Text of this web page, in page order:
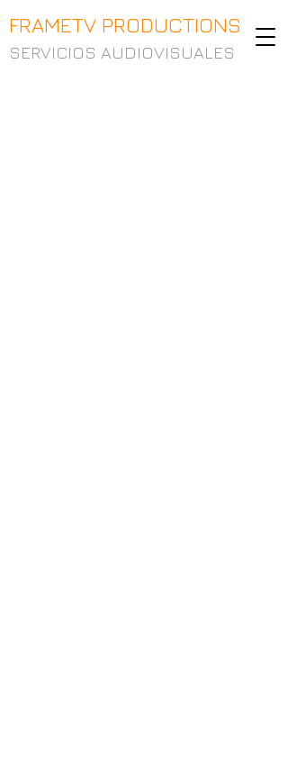
FRAMETV PRODUCTIONS
SERVICIOS AUDIOVISUALES